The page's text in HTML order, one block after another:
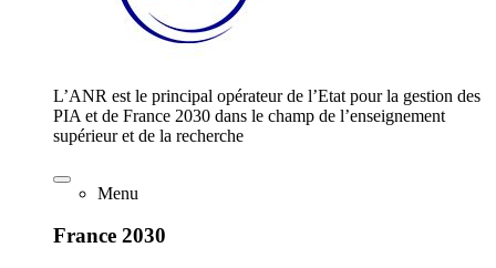
L’ANR est le principal opérateur de l’Etat pour la gestion des
PIA et de France 2030 dans le champ de l’enseignement
supérieur et de la recherche
Menu
France 2030